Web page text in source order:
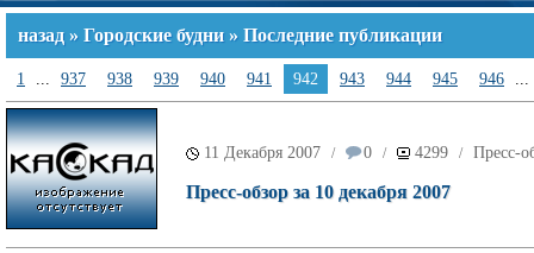
назад » Городские будни » Последние публикации
1 ... 937 938 939 940 941 942 943 944 945 946 ...
11 Декабря 2007 / 0 / 4299 / Пресс-
Пресс-обзор за 10 декабря 2007